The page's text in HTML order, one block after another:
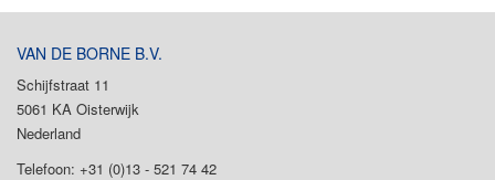
VAN DE BORNE B.V.
Schijfstraat 11
5061 KA Oisterwijk
Nederland
Telefoon: +31 (0)13 - 521 74 42